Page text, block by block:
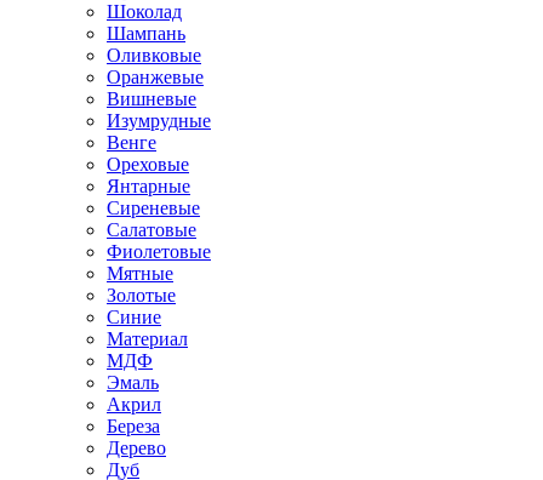
Шоколад
Шампань
Оливковые
Оранжевые
Вишневые
Изумрудные
Венге
Ореховые
Янтарные
Сиреневые
Салатовые
Фиолетовые
Мятные
Золотые
Синие
Материал
МДФ
Эмаль
Акрил
Береза
Дерево
Дуб